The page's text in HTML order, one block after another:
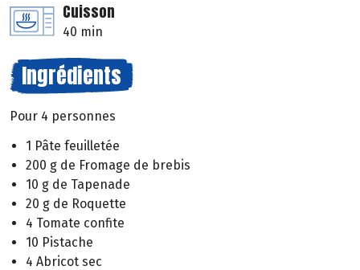
Cuisson
40 min
Ingrédients
Pour 4 personnes
1 Pâte feuilletée
200 g de Fromage de brebis
10 g de Tapenade
20 g de Roquette
4 Tomate confite
10 Pistache
4 Abricot sec